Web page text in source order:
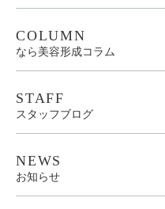
COLUMN
なら美容形成コラム
STAFF
スタッフブログ
NEWS
お知らせ